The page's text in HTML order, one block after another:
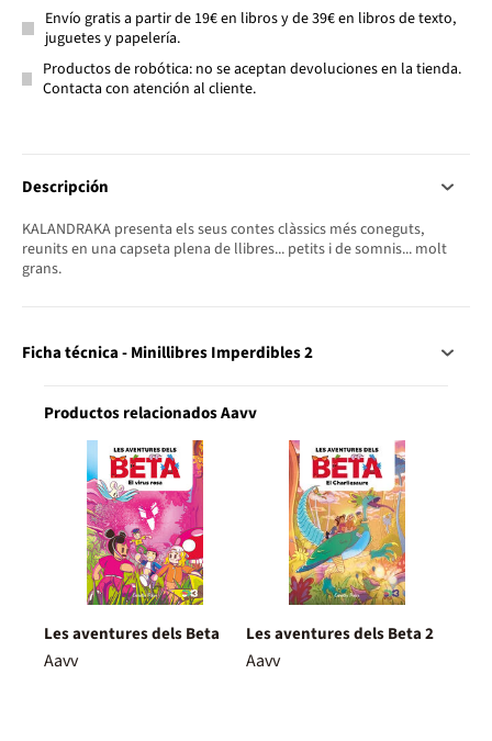
Envío gratis a partir de 19€ en libros y de 39€ en libros de texto,
juguetes y papelería.
Productos de robótica: no se aceptan devoluciones en la tienda.
Contacta con atención al cliente.
Descripción
KALANDRAKA presenta els seus contes clàssics més coneguts,
reunits en una capseta plena de llibres... petits i de somnis... molt
grans.
Ficha técnica - Minillibres Imperdibles 2
Productos relacionados Aavv
Les aventures dels Beta
Aavv
Les aventures dels Beta 2
Aavv